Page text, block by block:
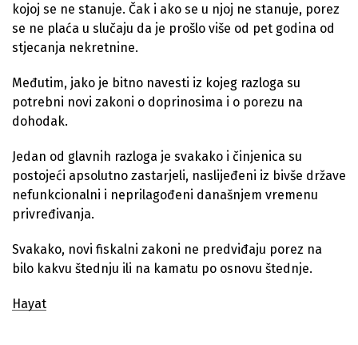
kojoj se ne stanuje. Čak i ako se u njoj ne stanuje, porez
se ne plaća u slučaju da je prošlo više od pet godina od
stjecanja nekretnine.
Međutim, jako je bitno navesti iz kojeg razloga su
potrebni novi zakoni o doprinosima i o porezu na
dohodak.
Jedan od glavnih razloga je svakako i činjenica su
postojeći apsolutno zastarjeli, naslijeđeni iz bivše države
nefunkcionalni i neprilagođeni današnjem vremenu
privređivanja.
Svakako, novi fiskalni zakoni ne predviđaju porez na
bilo kakvu štednju ili na kamatu po osnovu štednje.
Hayat